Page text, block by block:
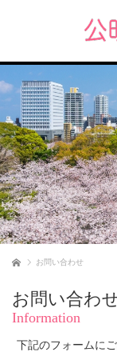
ホーム お問い合わせ
お問い合わ
Information
下記のフォームに